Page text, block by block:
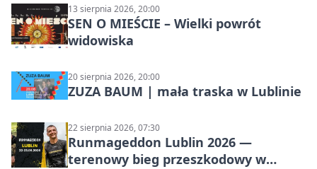
13 sierpnia 2026, 20:00
SEN O MIEŚCIE – Wielki powrót
widowiska
20 sierpnia 2026, 20:00
ZUZA BAUM | mała traska w Lublinie
22 sierpnia 2026, 07:30
Runmageddon Lublin 2026 —
terenowy bieg przeszkodowy w